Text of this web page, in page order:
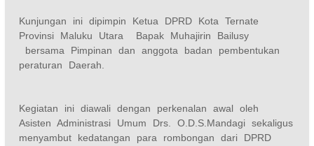
Kunjungan ini dipimpin Ketua DPRD Kota Ternate
Provinsi Maluku Utara Bapak Muhajirin Bailusy
bersama Pimpinan dan anggota badan pembentukan
peraturan Daerah.
Kegiatan ini diawali dengan perkenalan awal oleh
Asisten Administrasi Umum Drs. O.D.S.Mandagi sekaligus
menyambut kedatangan para rombongan dari DPRD